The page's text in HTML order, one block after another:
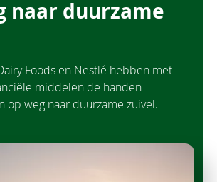
naar duurzame
Foods en Nestlé hebben met
middelen de handen
op weg naar duurzame zuivel.